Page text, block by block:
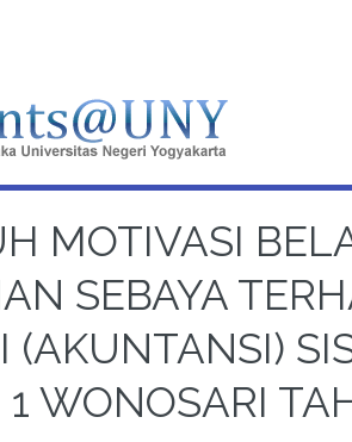
MOTIVASI
SEBAYA
(AKUNTANSI)
1 WONOSARI